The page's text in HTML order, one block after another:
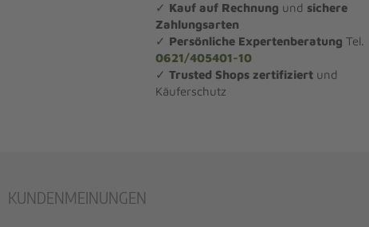
✓ Kauf auf Rechnung und sichere
Zahlungsarten
✓ Persönliche Expertenberatung Tel.
0621/405401-10
✓ Trusted Shops zertifiziertund
Käuferschutz
KUNDENMEINUNGEN